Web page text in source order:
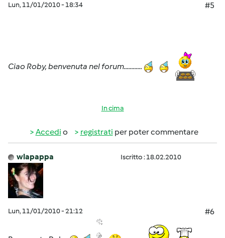
Lun, 11/01/2010 - 18:34 #5
Ciao Roby, benvenuta nel forum............
In cima
Accedi o registrati per poter commentare
wlapappa Iscritto : 18.02.2010
Lun, 11/01/2010 - 21:12 #6